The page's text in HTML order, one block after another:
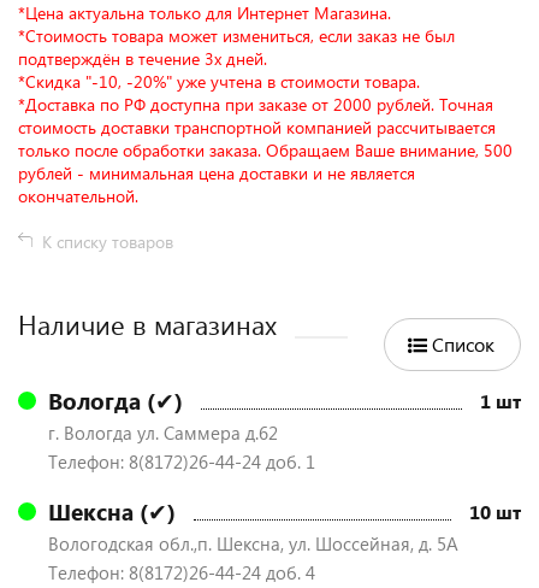
*Цена актуальна только для Интернет Магазина.
*Стоимость товара может измениться, если заказ не был
подтверждён в течение 3х дней.
*Скидка "-10, -20%" уже учтена в стоимости товара.
*Доставка по РФ доступна при заказе от 2000 рублей. Точная
стоимость доставки транспортной компанией рассчитывается
только после обработки заказа. Обращаем Ваше внимание, 500
рублей - минимальная цена доставки и не является
окончательной.
К списку товаров
Наличие в магазинах
Список
Вологда (✔) 1 шт
г. Вологда ул. Саммера д.62
Телефон: 8(8172)26-44-24 доб. 1
Шексна (✔) 10 шт
Вологодская обл.,п. Шексна, ул. Шоссейная, д. 5А
Телефон: 8(8172)26-44-24 доб. 4